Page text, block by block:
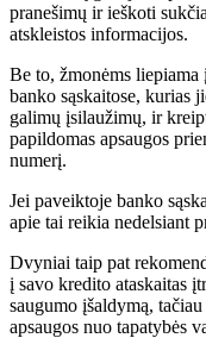
pranešimų ir ieškoti
atskleistos informacijos.
Be to, žmonėms
banko sąskaitose, kurias
galimų įsilaužimų, ir
papildomas apsaugos
numerį.
Jei paveiktoje banko
apie tai reikia nedelsiant
Dvyniai taip pat
į savo kredito ataskaitas
saugumo įšaldymą,
apsaugos nuo tapatybės